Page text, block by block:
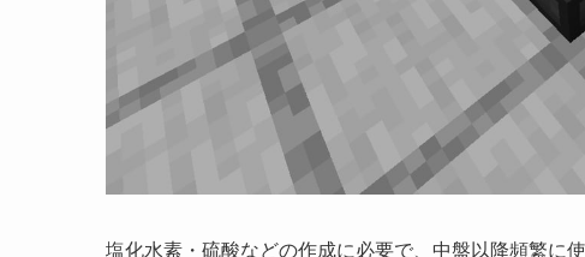
塩化水素・硫酸などの作成に必要で、中盤以降頻繁に